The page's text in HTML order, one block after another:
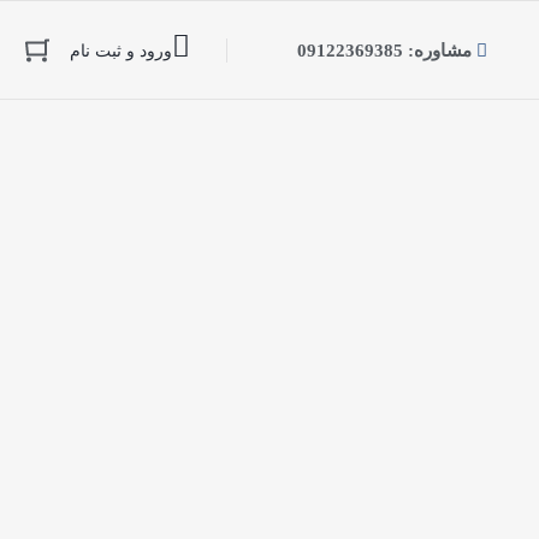
مشاوره: 09122369385 ورود و ثبت نام